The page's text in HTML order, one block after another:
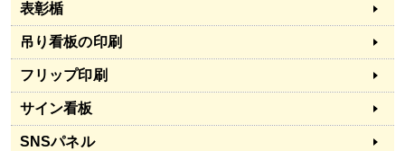
表彰楯
吊り看板の印刷
フリップ印刷
サイン看板
SNSパネル